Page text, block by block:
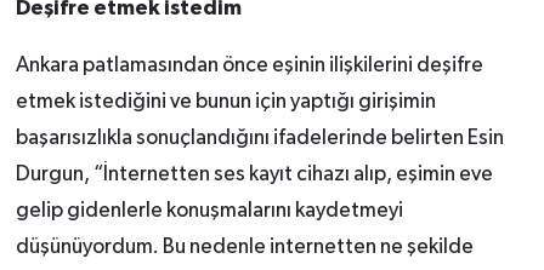
Deşifre etmek istedim
Ankara patlamasından önce eşinin ilişkilerini deşifre
etmek istediğini ve bunun için yaptığı girişimin
başarısızlıkla sonuçlandığını ifadelerinde belirten Esin
Durgun, “İnternetten ses kayıt cihazı alıp, eşimin eve
gelip gidenlerle konuşmalarını kaydetmeyi
düşünüyordum. Bu nedenle internetten ne şekilde